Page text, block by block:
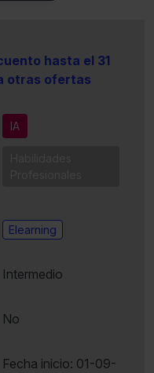
hasta el 31
otras ofertas
IA
Elearning
Intermedio
No
Fecha inicio: 01-09-